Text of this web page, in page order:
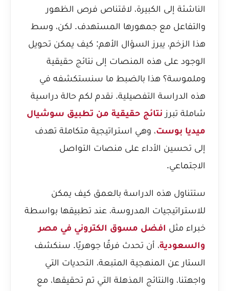
الناشئة إلى الكبيرة، لاقتناص فرص الظهور
والتفاعل مع جمهورها المستهدف. لكن، وسط
هذا الزخم، يبرز السؤال الأهم: كيف يمكن تحويل
الوجود على هذه المنصات إلى نتائج حقيقية
وملموسة؟ هذا بالضبط ما سنستكشفه في
هذه الدراسة التفصيلية. نقدم لكم حالة دراسية
شاملة تبرز نتائج حقيقية من تطبيق سوشيال
ميديا بوست، وهي استراتيجية متكاملة تهدف
إلى تحسين الأداء على منصات التواصل
الاجتماعي.
ستتناول هذه الدراسة بالعمق كيف يمكن
للاستراتيجيات المدروسة، عند تطبيقها بواسطة
خبراء مثل افضل مسوق الكتروني في مصر
والسعودية، أن تحدث فرقًا جوهريًا. سنكشف
الستار عن المنهجية المتبعة، التحديات التي
واجهتنا، والنتائج المذهلة التي تم تحقيقها، مع